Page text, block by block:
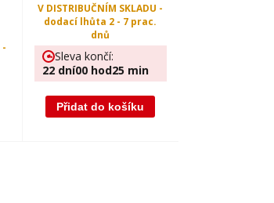
-
V DISTRIBUČNÍM SKLADU -
dodací lhůta 2 - 7 prac.
dnů
Sleva končí:
22 dní00hod25 min
Přidat do košíku